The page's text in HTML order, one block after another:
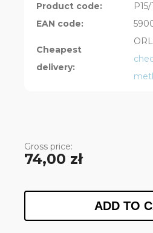
Product code:
EAN code:
Cheapest
delivery:
Gross price:
74,00 zł
ADD TO